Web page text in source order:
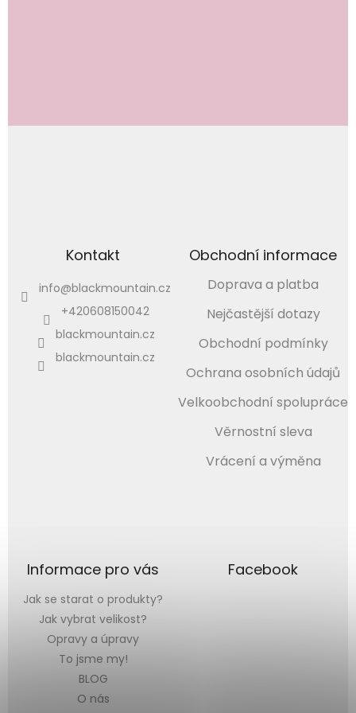
Kontakt
info@blackmountain.cz
+420608150042
blackmountain.cz
blackmountain.cz
Obchodní informace
Doprava a platba
Nejčastější dotazy
Obchodní podmínky
Ochrana osobních údajů
Velkoobchodní spolupráce
Věrnostní sleva
Vrácení a výměna
Informace pro vás
Jak se starat o produkty?
Jak vybrat velikost?
Opravy a úpravy
To jsme my!
BLOG
O nás
Facebook